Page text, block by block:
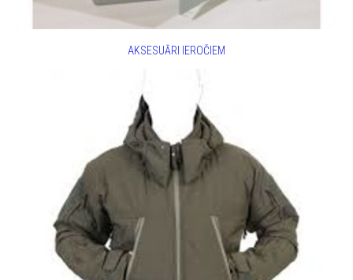
AKSESUĀRI IEROČIEM